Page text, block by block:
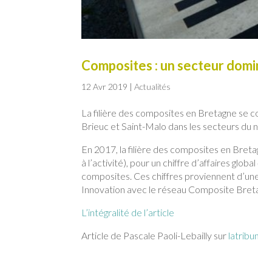
Composites : un secteur
12 Avr 2019 |Actualités
La filière des composites en Bretagne se
Brieuc et Saint-Malo dans les secteurs du
En 2017, la filière des composites en
à l’activité), pour un chiffre d’affaires
composites. Ces chiffres proviennent
Innovation avec le réseau Composite
L’intégralité de l’article
Article de Pascale Paoli-Lebailly sur